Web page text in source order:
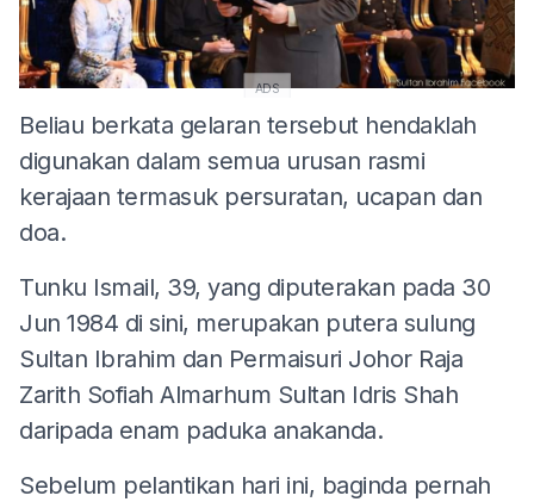
ADS
Beliau berkata gelaran tersebut hendaklah
digunakan dalam semua urusan rasmi
kerajaan termasuk persuratan, ucapan dan
doa.
Tunku Ismail, 39, yang diputerakan pada 30
Jun 1984 di sini, merupakan putera sulung
Sultan Ibrahim dan Permaisuri Johor Raja
Zarith Sofiah Almarhum Sultan Idris Shah
daripada enam paduka anakanda.
Sebelum pelantikan hari ini, baginda pernah